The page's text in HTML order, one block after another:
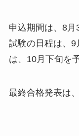
申込期間は、8
試験の日程は、
は、10月下旬を
最終合格発表は